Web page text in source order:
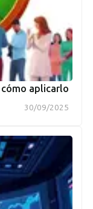
aplicarlo
30/09/2025